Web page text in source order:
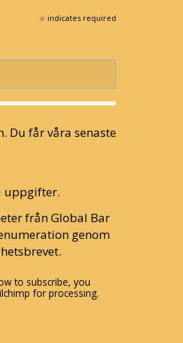
* indicates required
Du får våra senaste
uppgifter.
från Global Bar
genom
to subscribe, you
for processing.